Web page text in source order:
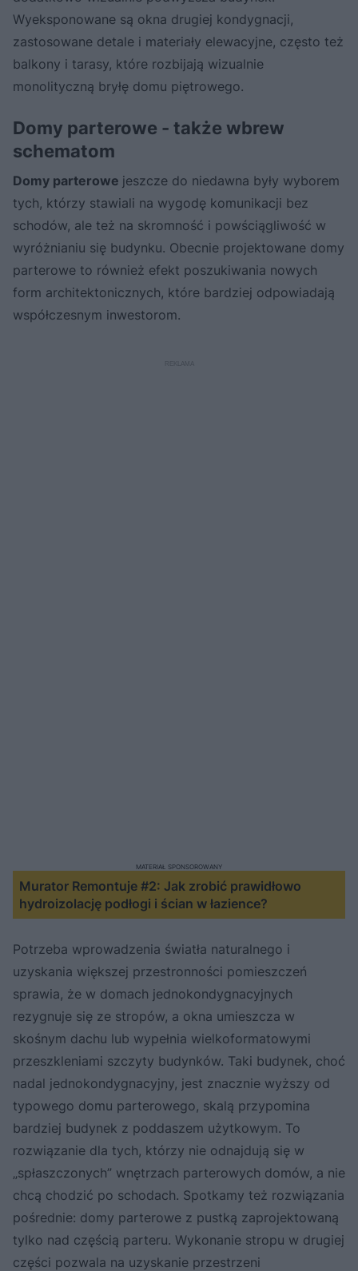
Wyeksponowane są okna drugiej kondygnacji,
zastosowane detale i materiały elewacyjne, często też
balkony i tarasy, które rozbijają wizualnie
monolityczną bryłę domu piętrowego.
Domy parterowe - także wbrew
schematom
Domy parterowe jeszcze do niedawna były wyborem
tych, którzy stawiali na wygodę komunikacji bez
schodów, ale też na skromność i powściągliwość w
wyróżnianiu się budynku. Obecnie projektowane domy
parterowe to również efekt poszukiwania nowych
form architektonicznych, które bardziej odpowiadają
współczesnym inwestorom.
Murator Remontuje #2: Jak zrobić prawidłowo
hydroizolację podłogi i ścian w łazience?
MATERIAŁ SPONSOROWANY
Potrzeba wprowadzenia światła naturalnego i
uzyskania większej przestronności pomieszczeń
sprawia, że w domach jednokondygnacyjnych
rezygnuje się ze stropów, a okna umieszcza w
skośnym dachu lub wypełnia wielkoformatowymi
przeszkleniami szczyty budynków. Taki budynek, choć
nadal jednokondygnacyjny, jest znacznie wyższy od
typowego domu parterowego, skalą przypomina
bardziej budynek z poddaszem użytkowym. To
rozwiązanie dla tych, którzy nie odnajdują się w
„spłaszczonych” wnętrzach parterowych domów, a nie
chcą chodzić po schodach. Spotkamy też rozwiązania
pośrednie: domy parterowe z pustką zaprojektowaną
tylko nad częścią parteru. Wykonanie stropu w drugiej
części pozwala na uzyskanie przestrzeni